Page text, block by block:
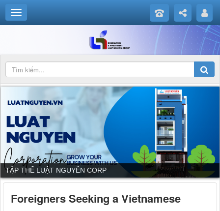
TẬP THỂ LUẬT NGUYỄN CORP
Foreigners Seeking a Vietnamese